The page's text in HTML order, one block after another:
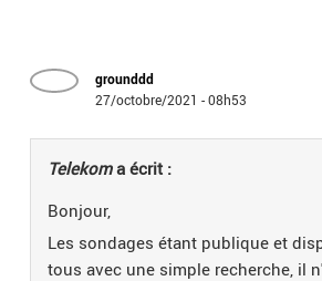
grounddd
27/octobre/2021 - 08h53
Telekoma écrit :
Bonjour,
Les sondages étant publique et
tous avec une simple recherche, il